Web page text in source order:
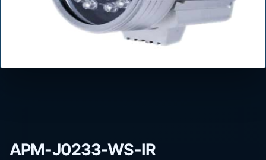
APM-J0233-WS-IR